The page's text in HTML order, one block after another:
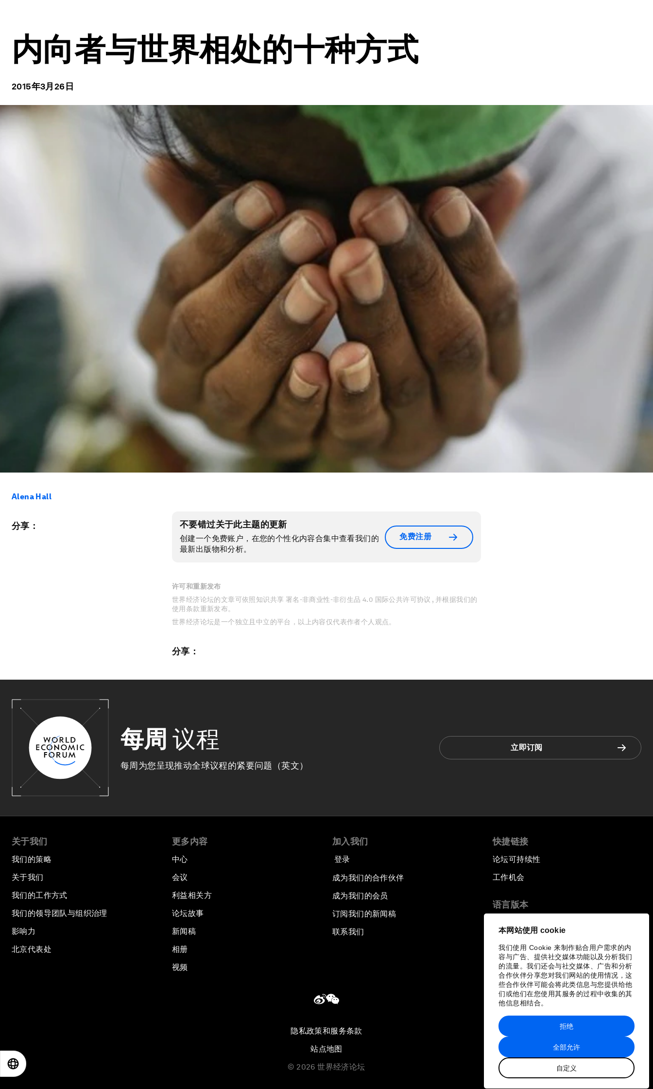
本网站使用 cookie
我们使用 Cookie 来制作贴合用户需求的内
容与广告、提供社交媒体功能以及分析我们
的流量。我们还会与社交媒体、广告和分析
合作伙伴分享您对我们网站的使用情况，这
些合作伙伴可能会将此类信息与您提供给他
们或他们在您使用其服务的过程中收集的其
他信息相结合。
全部允许
自定义
拒绝
内向者与世界相处的十种方式
2015年3月26日
Alena Hall
分享： 不要错过关于此主题的更新
创建一个免费账户，在您的个性化内容合集中查看我们的
最新出版物和分析。
免费注册
许可和重新发布
世界经济论坛的文章可依照知识共享 署名-非商业性-非衍生品 4.0 国际公共许可协议 , 并根据我们的
使用条款重新发布。
世界经济论坛是一个独立且中立的平台，以上内容仅代表作者个人观点。
分享：
每周 议程
每周为您呈现推动全球议程的紧要问题（英文）
立即订阅
关于我们
我们的策略
关于我们
我们的工作方式
我们的领导团队与组织治理
影响力
北京代表处
更多内容
中心
会议
利益相关方
论坛故事
新闻稿
相册
视频
加入我们
登录
成为我们的合作伙伴
成为我们的会员
订阅我们的新闻稿
联系我们
快捷链接
论坛可持续性
工作机会
语言版本
隐私政策和服务条款
站点地图
© 2026 世界经济论坛